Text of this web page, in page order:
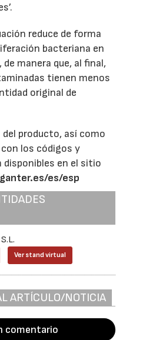
reduce de forma
bacteriana en
manera que, al final,
tienen menos
original de
producto, así como
los códigos y
en el sitio
es/esp
Ver stand virtual
ARTÍCULO/NOTICIA
comentario